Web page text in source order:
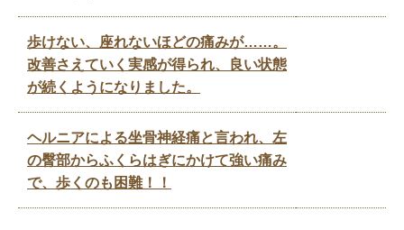
歩けない、座れないほどの痛みが……。
改善さえていく実感が得られ、良い状態
が続くようになりました。
ヘルニアによる坐骨神経痛と言われ、左
の臀部からふくらはぎにかけて強い痛み
で、歩くのも困難！！